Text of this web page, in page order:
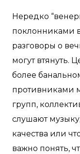
Нередко
поклонниками
разговоры о
могут втянуть.
более
противниками
групп,
слушают
качества или
важно понять,